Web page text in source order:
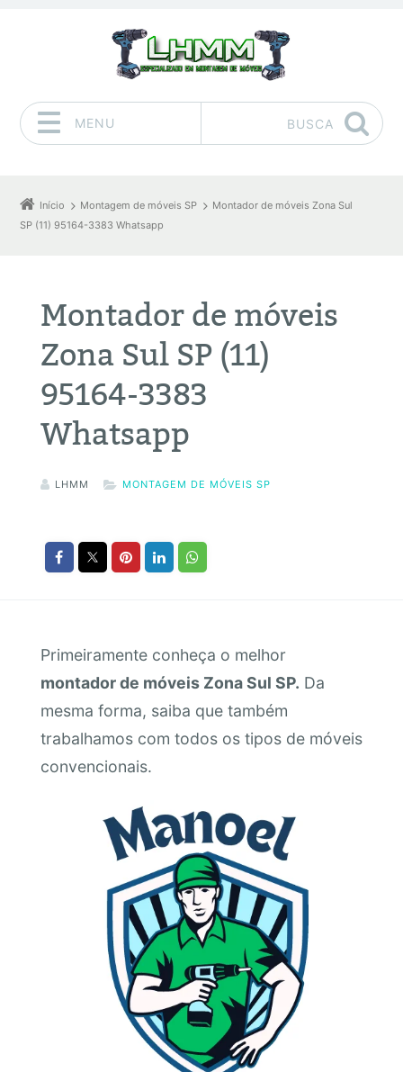
MENU BUSCA
Início Montagem de móveis SP
Montador de móveis Zona Sul
SP (11) 95164-3383 Whatsapp
Montador de móveis
Zona Sul SP (11)
95164-3383
Whatsapp
LHMM MONTAGEM DE MÓVEIS SP
Primeiramente conheça o melhor
montador de móveis Zona Sul SP. Da
mesma forma, saiba que também
trabalhamos com todos os tipos de móveis
convencionais.